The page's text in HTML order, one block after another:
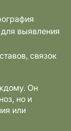
выявления
связок
Он
но и
или